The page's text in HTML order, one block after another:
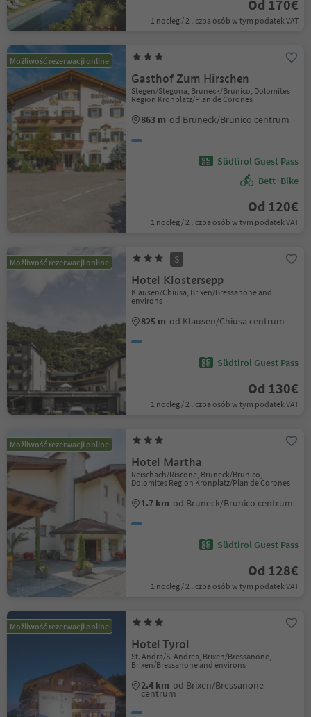
Od 170€
1 nocleg / 2 liczba osób w tym podatek VAT
Możliwość rezerwacji online
Gasthof Zum Hirschen
Stegen/Stegona, Bruneck/Brunico, Dolomites
Region Kronplatz/Plan de Corones
863 m od Bruneck/Brunico centrum
Südtirol Guest Pass
Bett+Bike
Od 120€
1 nocleg / 2 liczba osób w tym podatek VAT
Możliwość rezerwacji online S
Hotel Klostersepp
Klausen/Chiusa, Brixen/Bressanone and
environs
825 m od Klausen/Chiusa centrum
Südtirol Guest Pass
Od 130€
1 nocleg / 2 liczba osób w tym podatek VAT
Możliwość rezerwacji online
Hotel Martha
Reischach/Riscone, Bruneck/Brunico,
Dolomites Region Kronplatz/Plan de Corones
1.7 km od Bruneck/Brunico centrum
Südtirol Guest Pass
Od 128€
1 nocleg / 2 liczba osób w tym podatek VAT
Możliwość rezerwacji online
Hotel Tyrol
St. Andrä/S. Andrea, Brixen/Bressanone,
Brixen/Bressanone and environs
2.4 km od Brixen/Bressanone
centrum